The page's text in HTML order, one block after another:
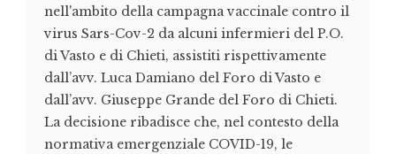
nell'ambito della campagna vaccinale contro il
virus Sars-Cov-2 da alcuni infermieri del P.O.
di Vasto e di Chieti, assistiti rispettivamente
dall’avv. Luca Damiano del Foro di Vasto e
dall’avv. Giuseppe Grande del Foro di Chieti.
La decisione ribadisce che, nel contesto della
normativa emergenziale COVID-19, le